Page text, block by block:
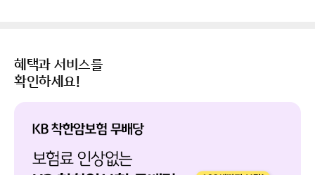
혜택과 서비스를
확인하세요!